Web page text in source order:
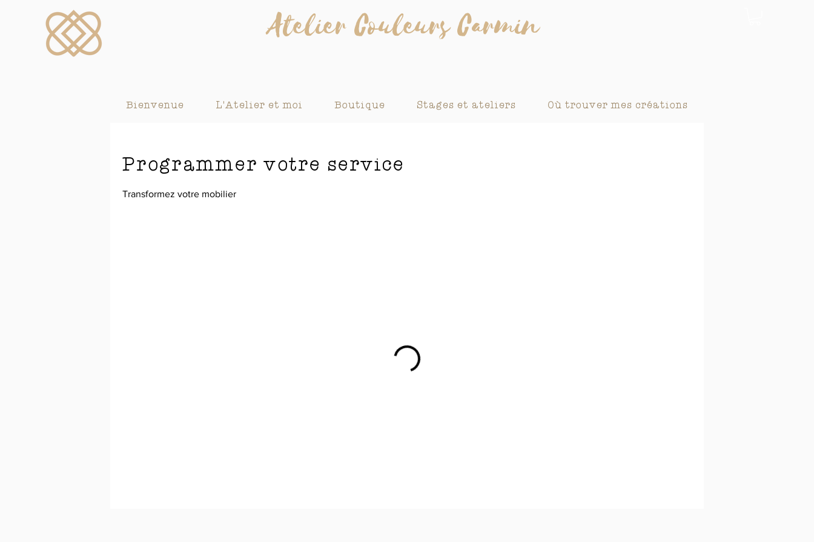
Atelier Couleurs Carmin
Bienvenue L'Atelier et moi Boutique Stages et ateliers Où trouver mes créations
Programmer votre service
Transformez votre mobilier